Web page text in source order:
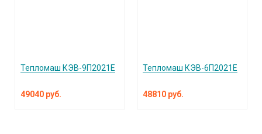
Тепломаш КЭВ-9П2021Е
49040 руб.
Тепломаш КЭВ-6П2021Е
48810 руб.